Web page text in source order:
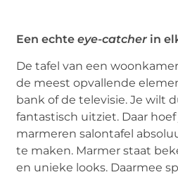
Een echteeye-catcher in
De tafel van een
de meest opvallende
bank of de televisie. Je wilt
fantastisch uitziet. Daar
marmeren salontafel
te maken. Marmer staat
en unieke looks. Daarmee